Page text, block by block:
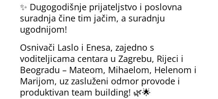
✨ Dugogodišnje prijateljstvo i poslovna
suradnja čine tim jačim, a suradnju
ugodnijom!
Osnivači Laslo i Enesa, zajedno s
voditeljicama centara u Zagrebu, Rijeci i
Beogradu – Mateom, Mihaelom, Helenom i
Marijom, uz zasluženi odmor provode i
produktivan team building! 🌿🌟